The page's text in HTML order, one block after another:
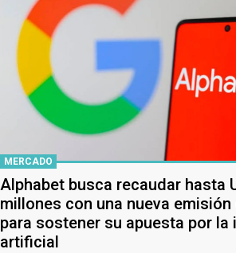
MERCADO
Alphabet busca recaudar hasta
millones con una nueva emisión
para sostener su apuesta por la
artificial